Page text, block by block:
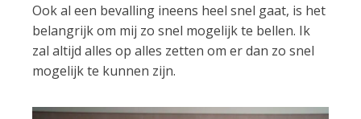
Ook al een bevalling ineens heel snel gaat, is het
belangrijk om mij zo snel mogelijk te bellen. Ik
zal altijd alles op alles zetten om er dan zo snel
mogelijk te kunnen zijn.